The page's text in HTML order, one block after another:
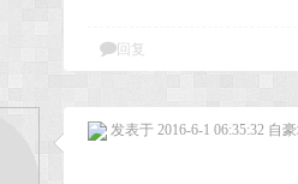
回复
发表于 2016-6-1 06:35:32 自